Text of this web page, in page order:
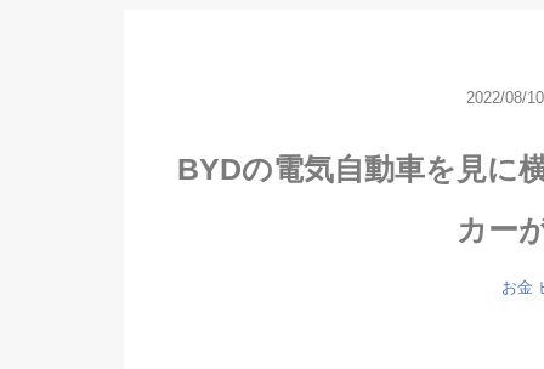
2022/08/10
BYDの電気自動車を見に
カー
お金